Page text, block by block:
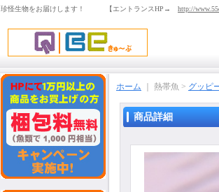
珍怪生物をお届けします！ 【エントランスHP→ http://
ホーム ｜ 熱帯魚 > グッピ
商品詳細